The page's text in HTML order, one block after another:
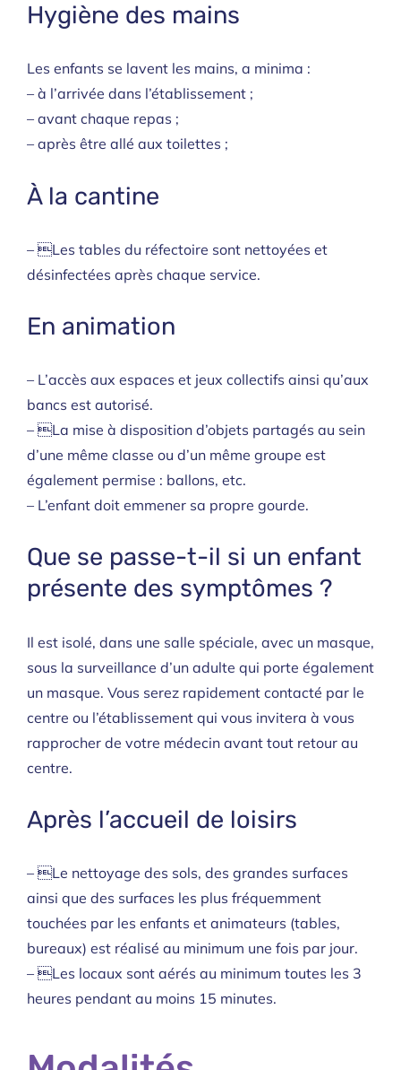
Hygiène des mains
Les enfants se lavent les mains, a minima :
– à l’arrivée dans l’établissement ;
– avant chaque repas ;
– après être allé aux toilettes ;
À la cantine
– Les tables du réfectoire sont nettoyées et
désinfectées après chaque service.
En animation
– L’accès aux espaces et jeux collectifs ainsi qu’aux
bancs est autorisé.
– La mise à disposition d’objets partagés au sein
d’une même classe ou d’un même groupe est
également permise : ballons, etc.
– L’enfant doit emmener sa propre gourde.
Que se passe-t-il si un enfant
présente des symptômes ?
Il est isolé, dans une salle spéciale, avec un masque,
sous la surveillance d’un adulte qui porte également
un masque. Vous serez rapidement contacté par le
centre ou l’établissement qui vous invitera à vous
rapprocher de votre médecin avant tout retour au
centre.
Après l’accueil de loisirs
– Le nettoyage des sols, des grandes surfaces
ainsi que des surfaces les plus fréquemment
touchées par les enfants et animateurs (tables,
bureaux) est réalisé au minimum une fois par jour.
– Les locaux sont aérés au minimum toutes les 3
heures pendant au moins 15 minutes.